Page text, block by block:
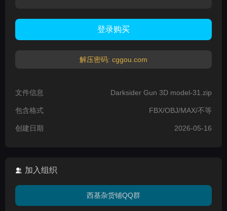
登录购买
解压密码: cggou.com
文件信息 Darksider Gun 3D model-31.zip
包含格式 FBX/OBJ/MAX/不等
创建日期 2026-05-16
加入组织
西基杂货铺QQ群